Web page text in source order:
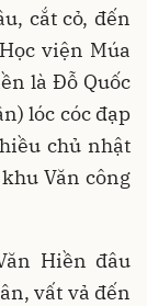
cắt cỏ, đến
viện Múa
là Đỗ Quốc
lóc cóc đạp
chủ nhật
Văn công
Hiền đâu
vất vả đến